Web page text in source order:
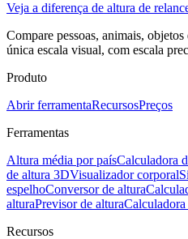
Veja a diferença de altura de
Compare pessoas, animais,
única escala visual, com escala
Produto
Abrir ferramentaRecursosPreços
Ferramentas
Altura média por paísCalculadora
de altura 3DVisualizador corporal
espelhoConversor de altura
alturaPrevisor de alturaCalculadora
Recursos